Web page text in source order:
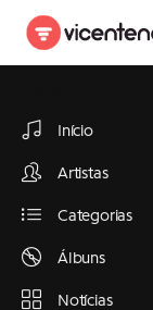
Início
Artistas
Categorias
Álbuns
Notícias